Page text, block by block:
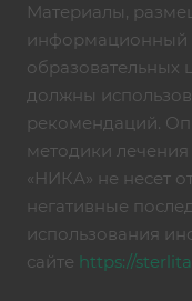
Материалы,
информационный
образовательных
должны
рекомендаций.
методики
«НИКА» не несет
негативные
использования
сайте https://